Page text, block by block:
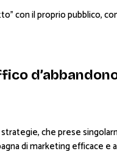
con il proprio pubblico,
che prese
di marketing efficace e